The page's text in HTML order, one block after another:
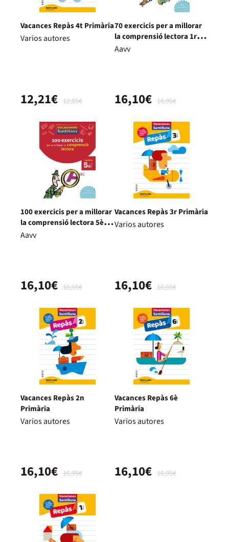
Vacances Repàs 4t Primària
Varios autores
12,85€
12,21€
70 exercicis per a millorar
la comprensió lectora 1r
Primària
Aavv
16,95€
16,10€
100 exercicis per a millorar
la comprensió lectora 5è
Primària
Aavv
16,95€
16,10€
Vacances Repàs 3r Primària
Varios autores
16,95€
16,10€
Vacances Repàs 2n
Primària
Varios autores
16,95€
16,10€
Vacances Repàs 6è
Primària
Varios autores
16,95€
16,10€